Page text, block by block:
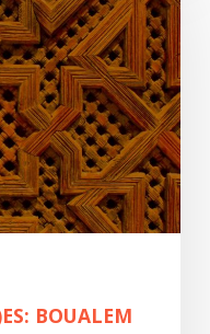
BOUALEM